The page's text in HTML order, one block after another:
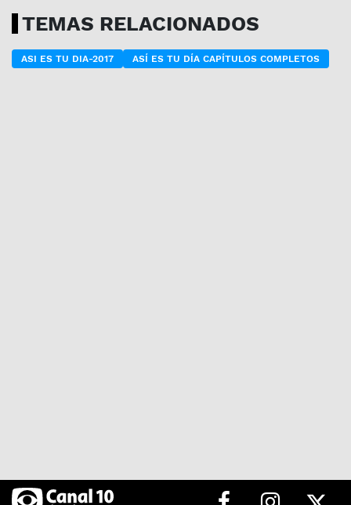
TEMAS RELACIONADOS
ASI ES TU DIA-2017 ASÍ ES TU DÍA CAPÍTULOS COMPLETOS